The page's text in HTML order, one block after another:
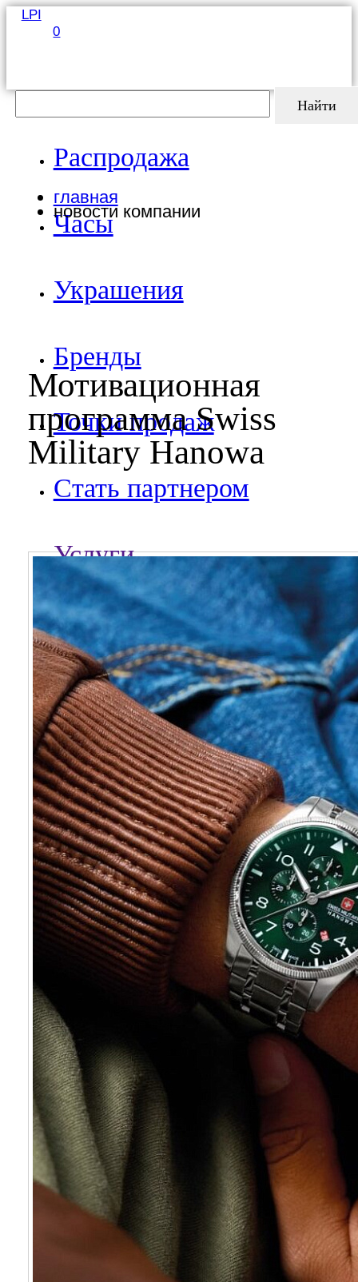
LPI
Найти
0
Распродажа
Часы
Украшения
Бренды
Точки продаж
Стать партнером
Услуги
Сервисный центр
Гравировка и персонализация часов
О компании
Видеоблог
Новости
Контакты
главная
новости компании
Мотивационная
программа Swiss
Military Hanowa